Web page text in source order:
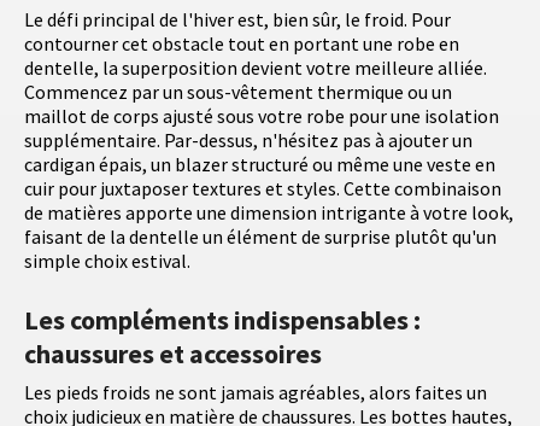
Le défi principal de l'hiver est, bien sûr, le froid. Pour
contourner cet obstacle tout en portant une robe en
dentelle, la superposition devient votre meilleure alliée.
Commencez par un sous-vêtement thermique ou un
maillot de corps ajusté sous votre robe pour une isolation
supplémentaire. Par-dessus, n'hésitez pas à ajouter un
cardigan épais, un blazer structuré ou même une veste en
cuir pour juxtaposer textures et styles. Cette combinaison
de matières apporte une dimension intrigante à votre look,
faisant de la dentelle un élément de surprise plutôt qu'un
simple choix estival.
Les compléments indispensables :
chaussures et accessoires
Les pieds froids ne sont jamais agréables, alors faites un
choix judicieux en matière de chaussures. Les bottes hautes,